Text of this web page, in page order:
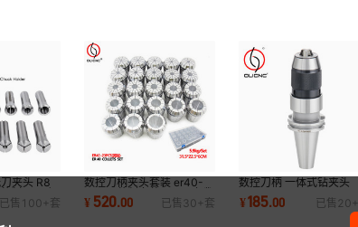
夹头 R8
制7/16细
头
已售 100+ 套
数控刀柄夹头套装 er40-
23pcs英制套装65mn嗦嘴
筒夹套装ER40夹头
¥ 520.00 已售 30+ 套
数控刀柄 一体式钻夹头
CAT40-APU13CAT40-
APU 1/2 CAT40刀柄
¥185.00 已售 20+